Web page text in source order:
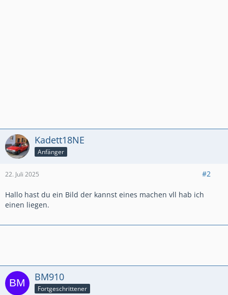
Kadett18NE
Anfänger
22. Juli 2025 #2
Hallo hast du ein Bild der kannst eines machen vll hab ich
einen liegen.
BM910
Fortgeschrittener